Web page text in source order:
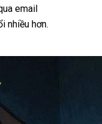
email
nhiều hơn.